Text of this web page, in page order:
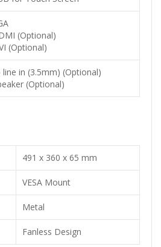
(Optional)
(Optional)
line in (3.5mm) (Optional)
(Optional)
491 x 360 x 65 mm
VESA Mount
Metal
Fanless Design